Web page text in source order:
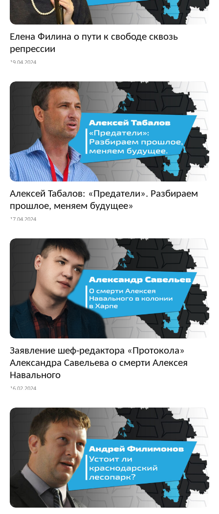
Елена Филина о пути к свободе сквозь
репрессии
19.04.2024
Алексей Табалов: «Предатели». Разбираем
прошлое, меняем будущее»
17.04.2024
Заявление шеф-редактора «Протокола»
Александра Савельева о смерти Алексея
Навального
16.02.2024